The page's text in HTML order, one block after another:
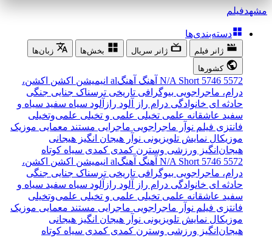
مشهدفیلم
دسته‌بندی‌ها
ژانر فیلم ژانر سریال بخش‌ها
زبان‌ها
کشورها
5572
5746
N/A Short آهنگ آهنگal انیمیشن اکشن اکشن،
درام، ماجراجویی بیوگرافی تاریخی ترسناک جنایی جنگی
حادثه ای خانوادگی درام راز آلود رازآلود سیاه سفید سیاه و
سفید عاشقانه علمی تخیلی علمی و تخیلی علمی‌و‌تخیلی
فانتزی فیلم نوآر ماجراجویی ماجرایی مستند معمایی موزیک
موزیکال نمایش تلویزیونی نوآر هیجان انگیز هیجانی
هیجان‌انگیز ورزشی وسترن کمدی کمدی سیاه کوتاه
5572
5746
N/A Short آهنگ آهنگal انیمیشن اکشن اکشن،
درام، ماجراجویی بیوگرافی تاریخی ترسناک جنایی جنگی
حادثه ای خانوادگی درام راز آلود رازآلود سیاه سفید سیاه و
سفید عاشقانه علمی تخیلی علمی و تخیلی علمی‌و‌تخیلی
فانتزی فیلم نوآر ماجراجویی ماجرایی مستند معمایی موزیک
موزیکال نمایش تلویزیونی نوآر هیجان انگیز هیجانی
هیجان‌انگیز ورزشی وسترن کمدی کمدی سیاه کوتاه